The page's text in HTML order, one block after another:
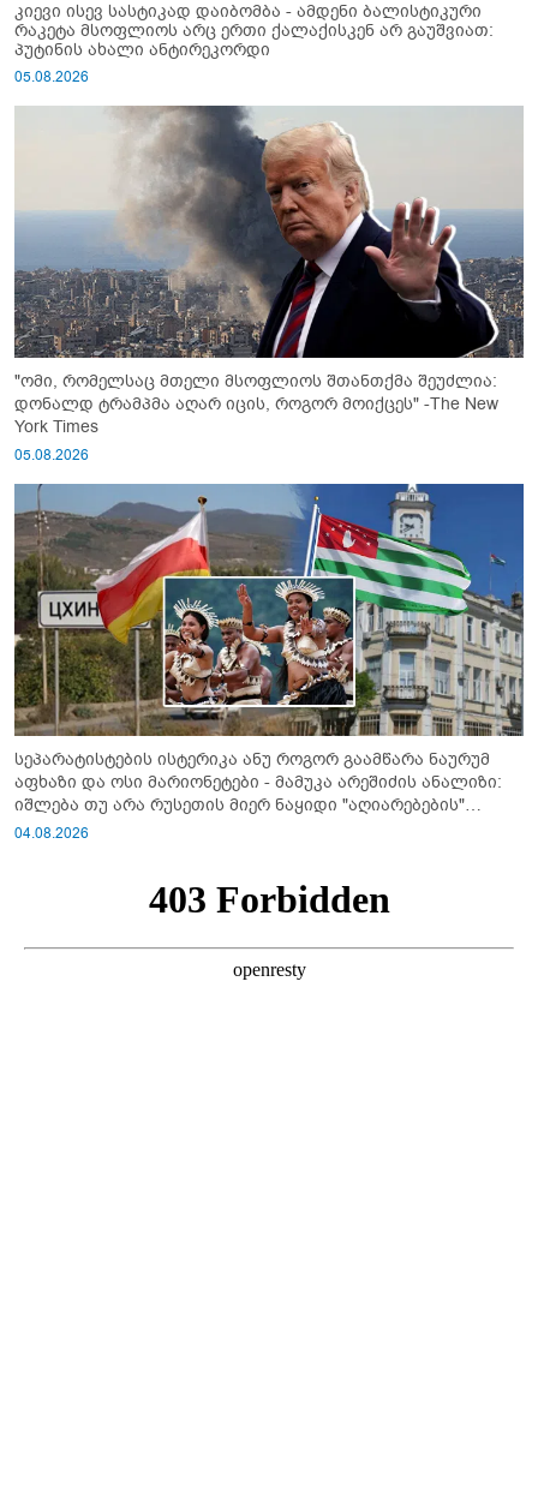
კიევი ისევ სასტიკად დაიბომბა - ამდენი ბალისტიკური
რაკეტა მსოფლიოს არც ერთი ქალაქისკენ არ გაუშვიათ:
პუტინის ახალი ანტირეკორდი
05.08.2026
"ომი, რომელსაც მთელი მსოფლიოს შთანთქმა შეუძლია:
დონალდ ტრამპმა აღარ იცის, როგორ მოიქცეს" -The New
York Times
05.08.2026
სეპარატისტების ისტერიკა ანუ როგორ გაამწარა ნაურუმ
აფხაზი და ოსი მარიონეტები - მამუკა არეშიძის ანალიზი:
იშლება თუ არა რუსეთის მიერ ნაყიდი "აღიარებების"
სისტემა?!
04.08.2026